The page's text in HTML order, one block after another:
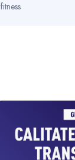
fitness